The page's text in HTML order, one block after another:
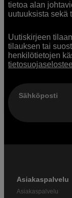
tietoa alan
uutuuksista sekä
Uutiskirjeen
tilauksen tai
henkilötietojen
Sähköposti
Asiakaspalvelu
Asiakaspalvelu